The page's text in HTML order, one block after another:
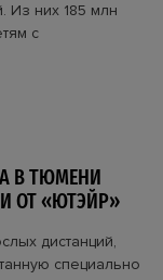
Из них 185 млн
с
В ТЮМЕНИ
ОТ «ЮТЭЙР»
дистанций,
специально